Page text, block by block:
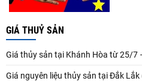
GIÁ THUỶ SẢN
Giá thủy sản tại Khánh Hòa từ 25/
Giá nguyên liệu thủy sản tại Đắk